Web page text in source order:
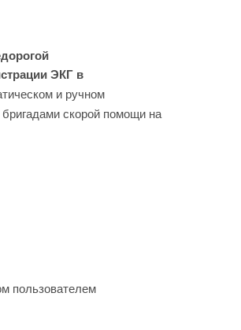
ЭКГ в
и ручном
скорой помощи на
пользователем